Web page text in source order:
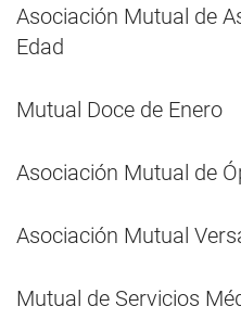
Asociación Mutual de
Edad
Mutual Doce de Enero
Asociación Mutual de
Asociación Mutual
Mutual de Servicios